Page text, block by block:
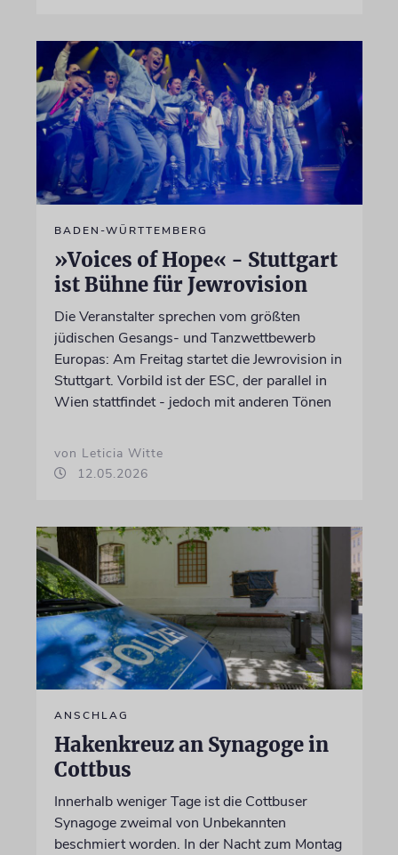
BADEN-WÜRTTEMBERG
»Voices of Hope« - Stuttgart
ist Bühne für Jewrovision
Die Veranstalter sprechen vom größten
jüdischen Gesangs- und Tanzwettbewerb
Europas: Am Freitag startet die Jewrovision in
Stuttgart. Vorbild ist der ESC, der parallel in
Wien stattfindet - jedoch mit anderen Tönen
von Leticia Witte
12.05.2026
ANSCHLAG
Hakenkreuz an Synagoge in
Cottbus
Innerhalb weniger Tage ist die Cottbuser
Synagoge zweimal von Unbekannten
beschmiert worden. In der Nacht zum Montag